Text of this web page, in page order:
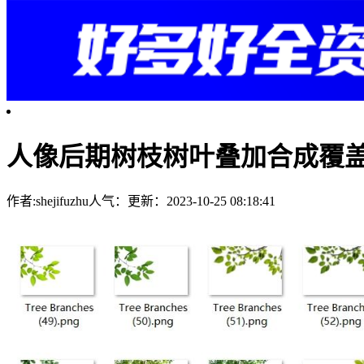
人像后期树枝树叶叠加合成覆
作者:shejifuzhu人气： 更新：2023-10-25 08:18:41